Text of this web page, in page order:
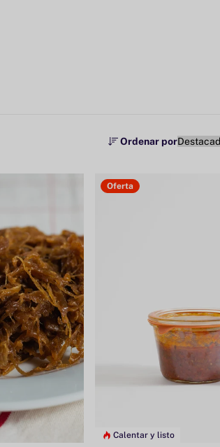
Ordenar por
Oferta
Calentar y listo